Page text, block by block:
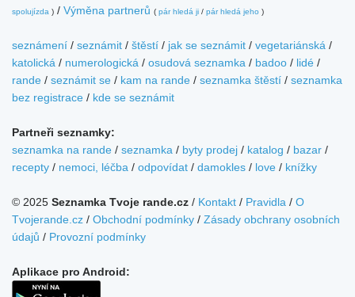
spolujízda ) / Výměna partnerů ( pár hledá ji / pár hledá jeho )
seznámení / seznámit / štěstí / jak se seznámit / vegetariánská /
katolická / numerologická / osudová seznamka / badoo / lidé /
rande / seznámit se / kam na rande / seznamka štěstí / seznamka
bez registrace / kde se seznámit
Partneři seznamky:
seznamka na rande / seznamka / byty prodej / katalog / bazar /
recepty / nemoci, léčba / odpovídat / damokles / love / knížky
© 2025 Seznamka Tvoje rande.cz / Kontakt / Pravidla / O
Tvojerande.cz / Obchodní podmínky / Zásady obchrany osobních
údajů / Provozní podmínky
Aplikace pro Android: